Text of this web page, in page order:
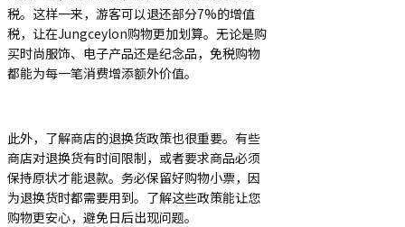
税。这样一来，游客可以退还部分7%的增值
税，让在Jungceylon购物更加划算。无论是购
买时尚服饰、电子产品还是纪念品，免税购物
都能为每一笔消费增添额外价值。
此外，了解商店的退换货政策也很重要。有些
商店对退换货有时间限制，或者要求商品必须
保持原状才能退款。务必保留好购物小票，因
为退换货时都需要用到。了解这些政策能让您
购物更安心，避免日后出现问题。